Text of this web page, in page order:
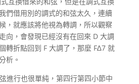
們借用別的調式的和弦太久，連續
，就應該將他視為轉調，所以觀察
向，會發現已經沒有在回來 D 大調
轉折點回到 F 大調了，那麼 F∆7 就
析。
進行也很單純，第四行第四小節中